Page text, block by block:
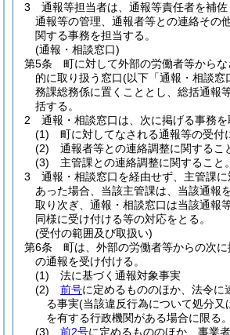
3
通報等担当者は、通報等責任者を補
通報等の管理、通報者等との連絡その
関する事務を担当する。
(通報・相談窓口)
第5条
町に対して外部の労働者等から
的に取り扱う窓口(以下「通報・相談窓
務課総務係に置くこととし、総括通報
括する。
2
通報・相談窓口は、次に掲げる事務を
(1)
町に対してなされる通報等の受付
(2)
通報者等との連絡調整に関するこ
(3)
主管課との連絡調整に関すること。
3
通報・相談窓口を経由せず、主管課
あった場合、当該主管課は、当該通報
取り次ぎ、通報・相談窓口は当該通報
同様に受け付ける等の対応をとる。
(受付の範囲及び取扱い)
第6条
町は、外部の労働者等からの次
の通報を受け付ける。
(1)
法に基づく通報対象事実
(2)
前号に定めるもののほか、法令に
る事実(当該違反行為について処分又
を有する行政機関がある場合に限る
(3)
前2号に定めるもののほか、事業